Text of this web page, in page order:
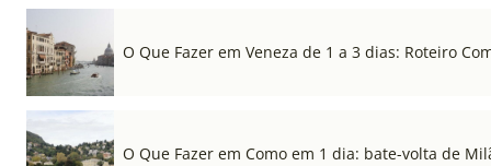
O Que Fazer em Veneza de 1 a 3 dias: Roteiro
O Que Fazer em Como em 1 dia: bate-volta de